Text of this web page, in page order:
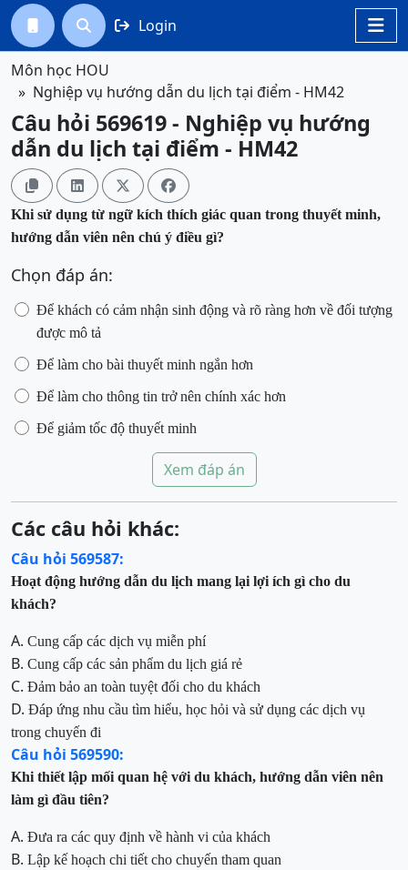

  Login
Môn học HOU
Nghiệp vụ hướng dẫn du lịch tại điểm - HM42
Câu hỏi 569619 - Nghiệp vụ hướng
dẫn du lịch tại điểm - HM42
   
Khi sử dụng từ ngữ kích thích giác quan trong thuyết minh,
hướng dẫn viên nên chú ý điều gì?
Chọn đáp án:
Để khách có cảm nhận sinh động và rõ ràng hơn về đối tượng
được mô tả
Để làm cho bài thuyết minh ngắn hơn
Để làm cho thông tin trở nên chính xác hơn
Để giảm tốc độ thuyết minh
Xem đáp án
Các câu hỏi khác:
Câu hỏi 569587:
Hoạt động hướng dẫn du lịch mang lại lợi ích gì cho du
khách?
A. Cung cấp các dịch vụ miễn phí
B. Cung cấp các sản phẩm du lịch giá rẻ
C. Đảm bảo an toàn tuyệt đối cho du khách
D. Đáp ứng nhu cầu tìm hiểu, học hỏi và sử dụng các dịch vụ
trong chuyến đi
Câu hỏi 569590:
Khi thiết lập mối quan hệ với du khách, hướng dẫn viên nên
làm gì đầu tiên?
A. Đưa ra các quy định về hành vi của khách
B. Lập kế hoạch chi tiết cho chuyến tham quan